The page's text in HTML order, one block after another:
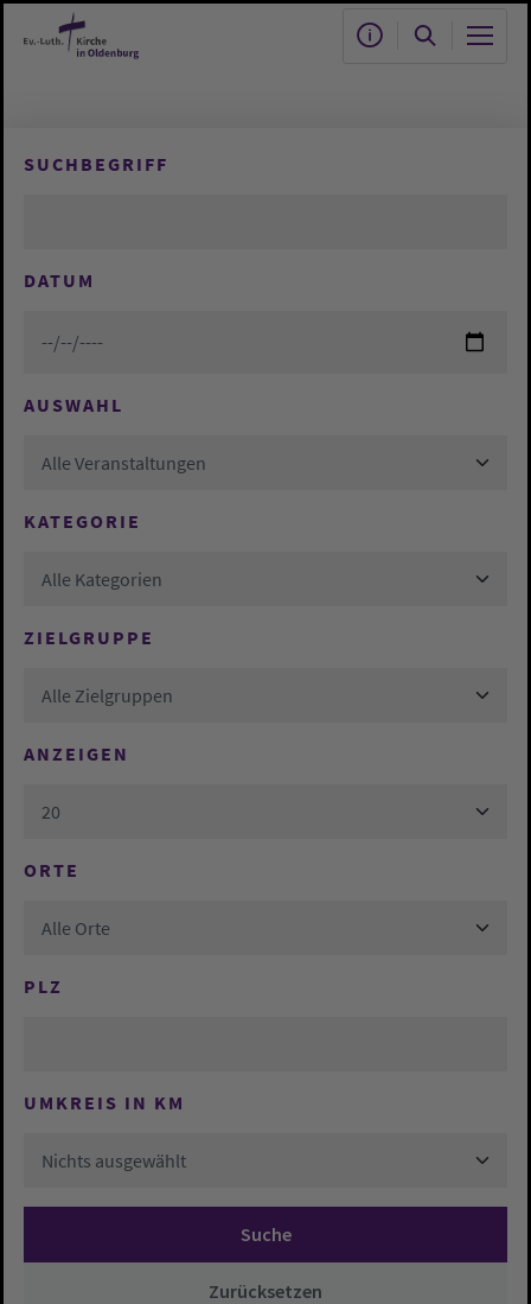
Zum Hauptinhalt springen
SUCHBEGRIFF
DATUM
AUSWAHL
Alle Veranstaltungen
KATEGORIE
Alle Kategorien
ZIELGRUPPE
Alle Zielgruppen
ANZEIGEN
20
ORTE
Alle Orte
PLZ
UMKREIS IN KM
Nichts ausgewählt
Suche
Zurücksetzen